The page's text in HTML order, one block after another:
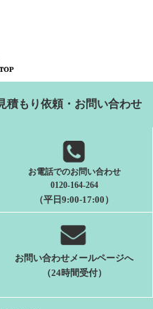
積もり依頼・お問い合わせ
お電話でのお問い合わせ
0120-164-264
（平日9:00-17:00）
お問い合わせメールページへ
（24時間受付）